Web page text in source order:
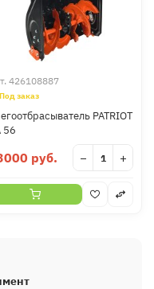
426108887
Под заказ
PATRIOT
56
руб. − +